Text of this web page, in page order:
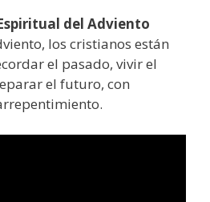
del Adviento
los cristianos están
el pasado, vivir el
el futuro, con